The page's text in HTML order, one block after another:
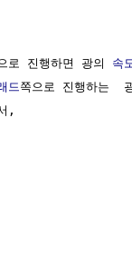
로 진행하면 광의 속
드 쪽으로 진행하는
,